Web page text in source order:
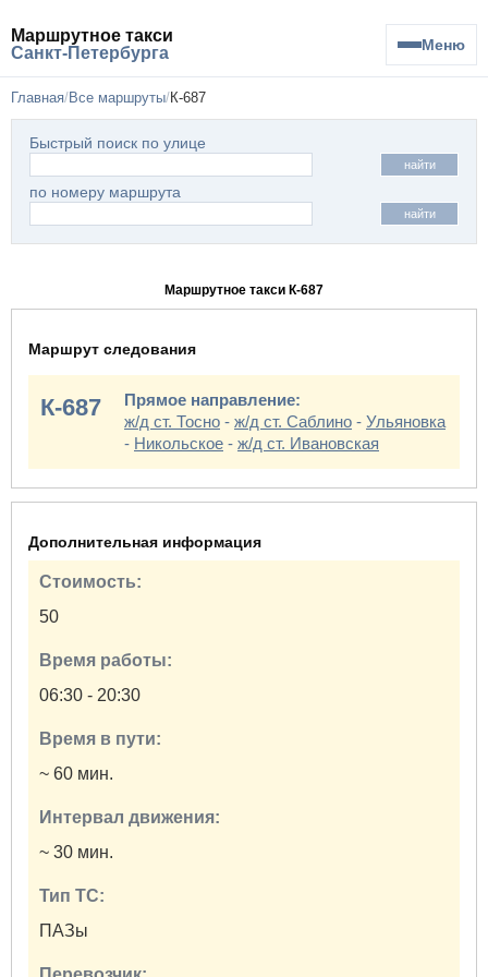
Маршрутное такси
Санкт-Петербурга
Меню
Главная Все маршруты К-687
Быстрый поиск по улице
найти
по номеру маршрута
найти
Маршрутное такси К-687
Маршрут следования
К-687
Прямое направление:
ж/д ст. Тосно - ж/д ст. Саблино - Ульяновка
- Никольское - ж/д ст. Ивановская
Дополнительная информация
Стоимость:
50
Время работы:
06:30 - 20:30
Время в пути:
~ 60 мин.
Интервал движения:
~ 30 мин.
Тип ТС:
ПАЗы